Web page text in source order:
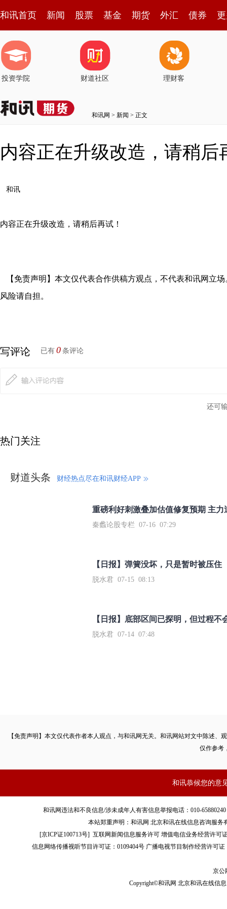
和讯首页 新闻 股票 基金 期货 外汇 债券
投资学院 财道社区 理财客
和讯网 > 新闻 > 正文
内容正在升级改造，请稍后
和讯
内容正在升级改造，请稍后再试！
【免责声明】本文仅代表合作供稿方观点，不代表和讯网立
风险请自担。
写评论 已有 0 条评论
还可
热门关注
财道头条 财经热点尽在和讯财经APP
秦蠡论股专栏 07-16 07:29
【日报】弹簧没坏，只是暂时被压住
脱水君 07-15 08:13
【日报】底部区间已探明，但过程不
脱水君 07-14 07:48
【免责声明】本文仅代表作者本人观点，与和讯网无关。和讯网站对文中陈述
仅作参考
和讯恭候您的意
和讯网违法和不良信息/涉未成年人有害信息举报电话：010-
本站郑重声明：和讯网 北京和讯在线信息咨询服
[京ICP证100713号]互联网新闻信息服务许可 增值电信业务经营许可
信息网络传播视听节目许可证：0109404号 广播电视节目制作经营许可证
京公
Copyright©和讯网 北京和讯在线信